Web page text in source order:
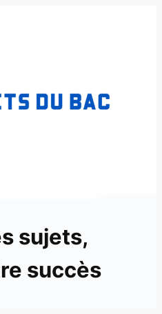
sujets,
succès